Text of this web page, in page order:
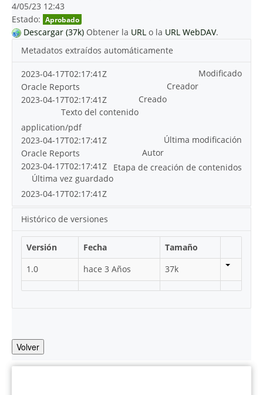
4/05/23 12:43
Estado: Aprobado
Descargar (37k) Obtener la URL o la URL WebDAV.
Metadatos extraídos automáticamente
Modificado
2023-04-17T02:17:41Z
Creador
Oracle Reports
Creado
2023-04-17T02:17:41Z
Texto del contenido
application/pdf
Última modificación
2023-04-17T02:17:41Z
Autor
Oracle Reports
Etapa de creación de contenidos
2023-04-17T02:17:41Z
Última vez guardado
2023-04-17T02:17:41Z
Histórico de versiones
Versión Fecha
Tamaño
1.0
hace 3 Años 37k
Volver